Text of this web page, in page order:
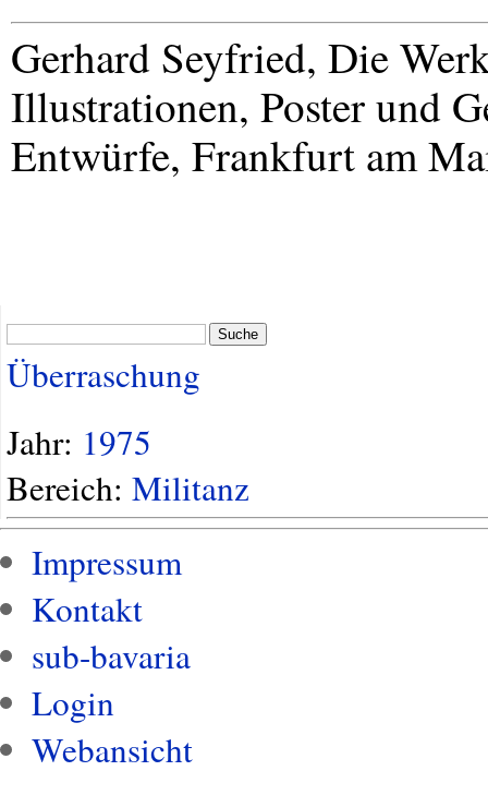
Gerhard Seyfried, Die
Illustrationen, Poster und
Entwürfe, Frankfurt am
Suche
Überraschung
Jahr: 1975
Bereich: Militanz
Impressum
Kontakt
sub-bavaria
Login
Webansicht